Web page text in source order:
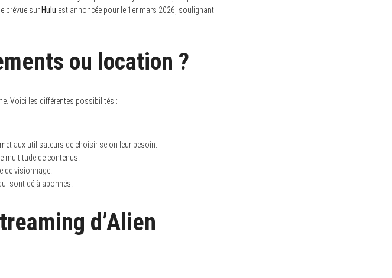
prévue sur Hulu est annoncée pour le 1er mars 2026, soulignant
ou location ?
Voici les différentes possibilités :
aux utilisateurs de choisir selon leur besoin.
multitude de contenus.
de visionnage.
sont déjà abonnés.
d’Alien